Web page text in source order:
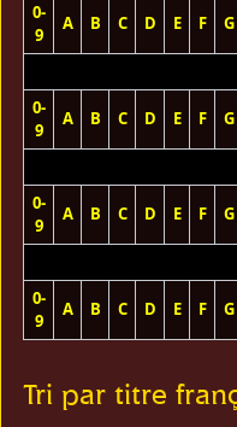
0-
9
A B C D E F G
0-
9
A B C D E F G
0-
9
A B C D E F G
0-
9
A B C D E F G
Tri par titre